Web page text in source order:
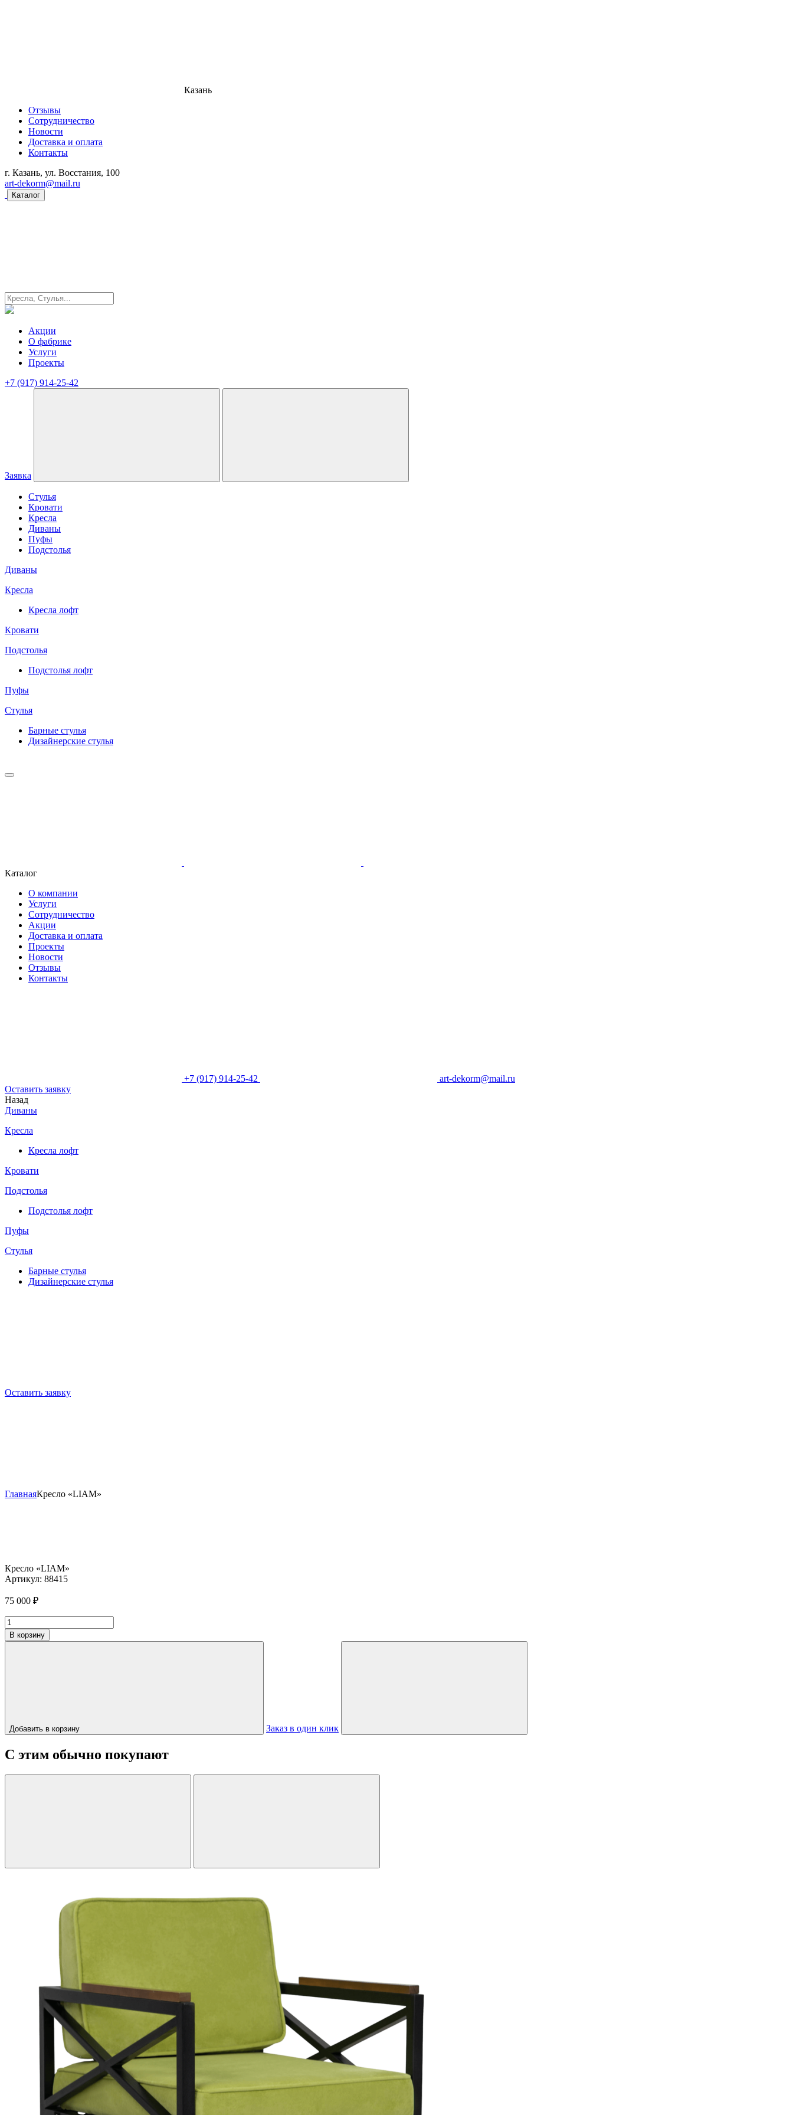
Казань
Отзывы
Сотрудничество
Новости
Доставка и оплата
Контакты
г. Казань, ул. Восстания, 100
art-dekorm@mail.ru
Каталог
Акции
О фабрике
Услуги
Проекты
+7 (917) 914-25-42
Заявка
Стулья
Кровати
Кресла
Диваны
Пуфы
Подстолья
Диваны
Кресла
Кресла лофт
Кровати
Подстолья
Подстолья лофт
Пуфы
Стулья
Барные cтулья
Дизайнерские cтулья
Каталог
О компании
Услуги
Сотрудничество
Акции
Доставка и оплата
Проекты
Новости
Отзывы
Контакты
+7 (917) 914-25-42
art-dekorm@mail.ru
Оставить заявку
Назад
Диваны
Кресла
Кресла лофт
Кровати
Подстолья
Подстолья лофт
Пуфы
Стулья
Барные cтулья
Дизайнерские cтулья
Оставить заявку
ГлавнаяКресло «LIAM»
Кресло «LIAM»
Артикул: 88415
75 000 ₽
Количество
товара
Кресло
В корзину
Добавить в корзину Заказ в один клик
С этим обычно покупают